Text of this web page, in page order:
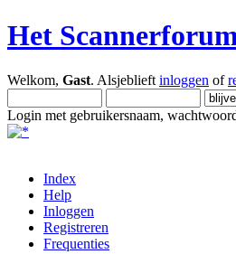
Het
Welkom, Gast. Alsjeblieft inloggen of
Login met gebruikersnaam,
Index
Help
Inloggen
Registreren
Frequenties